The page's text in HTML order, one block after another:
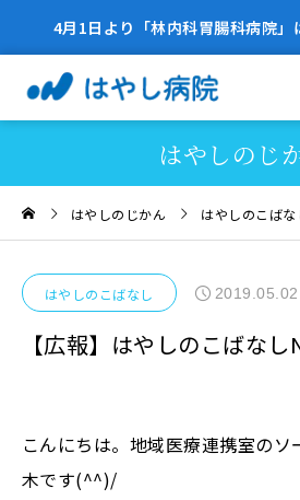
4月1日より「林内科胃腸科病院」
はやしのじ
はやしのじかん はやしのこばな
はやしのこばなし 2019.05.02
【広報】はやしのこばなし
こんにちは。地域医療連携室の
木です(^^)/